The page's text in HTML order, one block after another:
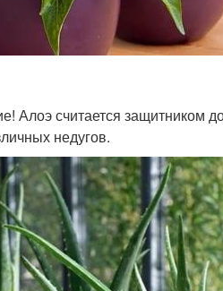
Алоэ считается защитником
недугов.